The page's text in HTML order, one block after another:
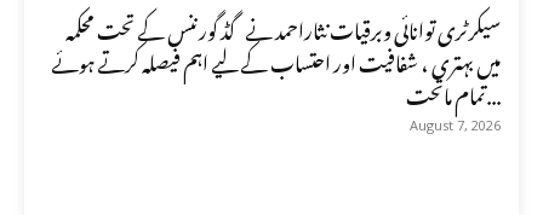
سیکرٹری توانائی وبرقیات نثاراحمد نے گڈ گورننس کے تحت محکمہ
میں بہتری ، شفافیت اور احتساب کے لیے اہم فیصلہ کرتے ہوئے
تمام ماتحت...
August 7, 2026